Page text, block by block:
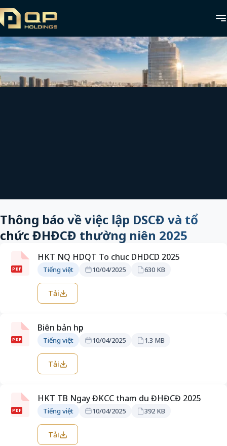
Thông báo về việc lập DSCĐ và tổ
chức ĐHĐCĐ thường niên 2025
PDF
HKT NQ HDQT To chuc DHDCD 2025
Tiếng việt 10/04/2025 630 KB
Tải
PDF
Biên bản họp
Tiếng việt 10/04/2025 1.3 MB
Tải
PDF
HKT TB Ngay ĐKCC tham du ĐHĐCĐ 2025
Tiếng việt 10/04/2025 392 KB
Tải